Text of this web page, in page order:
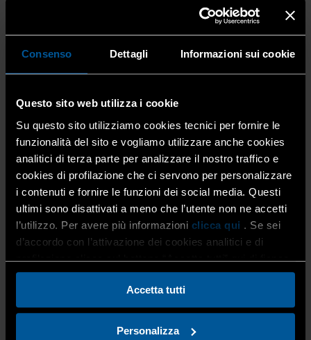
Consenso Dettagli Informazioni sui cookie
Questo sito web utilizza i cookie
Su questo sito utilizziamo cookies tecnici per fornire le
funzionalità del sito e vogliamo utilizzare anche cookies
analitici di terza parte per analizzare il nostro traffico e
cookies di profilazione che ci servono per personalizzare
i contenuti e fornire le funzioni dei social media. Questi
ultimi sono disattivati a meno che l’utente non ne accetti
l’utilizzo. Per avere più informazioni clicca qui . Se sei
d’accordo con l’attivazione dei cookies analitici e di
profilazione clicca sul bottone “Accetta tutti” qui di fianco.
Accetta tutti
Personalizza
importo uguale o superiore a
. Se non lo sono, non devi fare nulla.
se leerogazionisonouguali o superiori a 10.000
euro,verifica con il tuo commercialista setutti i
contributi sono pubblicati o meno sul Registro
Fatto questo secondo passaggio verifica in quale caso
rientra la tua azienda:
caso A) Hai una srl che deposita al Registro delle
Imprese un bilancio ordinario in forma estesa?
Verifica con il tuo commercialista che le erogazioni
ricevute siano state puntualmente indicate nella nota
integrativa al bilancio.